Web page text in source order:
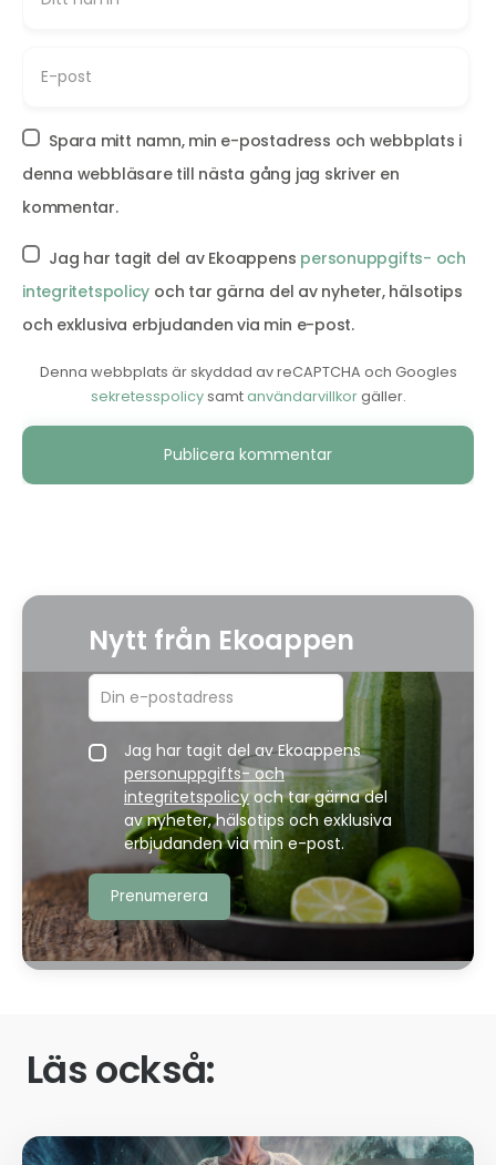
Spara mitt namn, min e-postadress och webbplats i
denna webbläsare till nästa gång jag skriver en
kommentar.
Jag har tagit del av Ekoappens personuppgifts- och
integritetspolicy och tar gärna del av nyheter, hälsotips
och exklusiva erbjudanden via min e-post.
Denna webbplats är skyddad av reCAPTCHA och Googles
sekretesspolicysamtanvändarvillkorgäller.
Alternative:
Nytt från Ekoappen
Jag har tagit del av Ekoappens
personuppgifts- och
integritetspolicyoch tar gärna del
av nyheter, hälsotips och exklusiva
erbjudanden via min e-post.
Läs också: